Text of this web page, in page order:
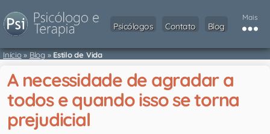
Psicólogos Contato Blog
Mais
Início» Blog»Estilo de Vida
A necessidade de agradar a
todos e quando isso se torna
prejudicial